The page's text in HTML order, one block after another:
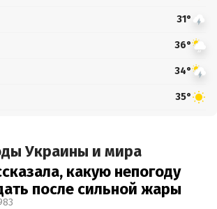
31°
36°
34°
35°
Украины и мира
какую непогоду
после сильной жары